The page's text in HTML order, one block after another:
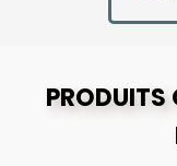
PRODUITS